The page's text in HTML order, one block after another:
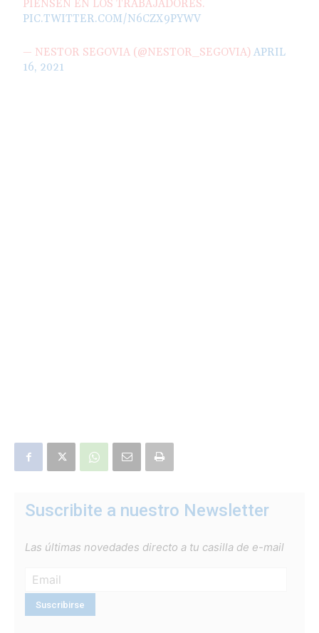
PIENSEN EN LOS TRABAJADORES.
PIC.TWITTER.COM/N6CZX9PYWV
— NESTOR SEGOVIA (@NESTOR_SEGOVIA)APRIL
16, 2021
Suscribite a nuestro Newsletter
Las últimas novedades directo a tu casilla de e-mail